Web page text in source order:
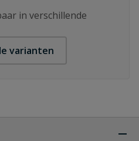
in verschillende
varianten